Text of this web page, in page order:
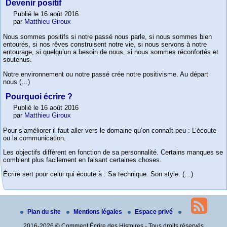
Devenir positif
Publié le 16 août 2016
par Matthieu Giroux
Nous sommes positifs si notre passé nous parle, si nous sommes bien
entourés, si nos rêves construisent notre vie, si nous servons à notre
entourage, si quelqu’un a besoin de nous, si nous sommes réconfortés et
soutenus.
Notre environnement ou notre passé crée notre positivisme. Au départ
nous (…)
Pourquoi écrire ?
Publié le 16 août 2016
par Matthieu Giroux
Pour s’améliorer il faut aller vers le domaine qu’on connaît peu : L’écoute
ou la communication.
Les objectifs diffèrent en fonction de sa personnalité. Certains manques se
comblent plus facilement en faisant certaines choses.
Écrire sert pour celui qui écoute à : Sa technique. Son style. (…)
Plan du site Mentions légales
Espace privé